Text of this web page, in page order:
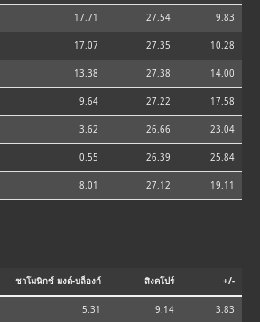
17.71 27.54 9.83
17.07 27.35 10.28
13.38 27.38 14.00
9.64 27.22 17.58
3.62 26.66 23.04
0.55 26.39 25.84
8.01 27.12 19.11
ชาโมนิกซ์ มงต์-บล็องก์ สิงคโปร์ +/-
5.31 9.14 3.83